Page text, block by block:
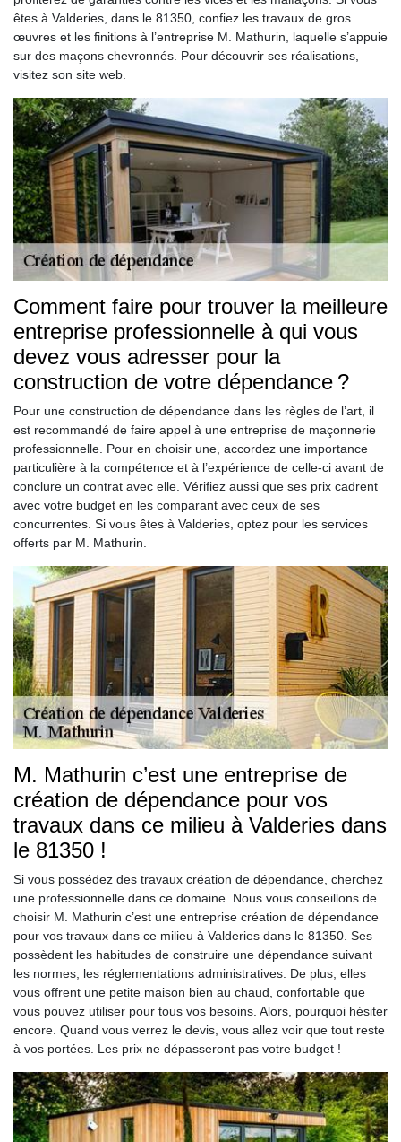
êtes à Valderies, dans le 81350, confiez les travaux de gros
œuvres et les finitions à l’entreprise M. Mathurin, laquelle s’appuie
sur des maçons chevronnés. Pour découvrir ses réalisations,
visitez son site web.
Comment faire pour trouver la meilleure
entreprise professionnelle à qui vous
devez vous adresser pour la
construction de votre dépendance ?
Pour une construction de dépendance dans les règles de l’art, il
est recommandé de faire appel à une entreprise de maçonnerie
professionnelle. Pour en choisir une, accordez une importance
particulière à la compétence et à l’expérience de celle-ci avant de
conclure un contrat avec elle. Vérifiez aussi que ses prix cadrent
avec votre budget en les comparant avec ceux de ses
concurrentes. Si vous êtes à Valderies, optez pour les services
offerts par M. Mathurin.
M. Mathurin c’est une entreprise de
création de dépendance pour vos
travaux dans ce milieu à Valderies dans
le 81350 !
Si vous possédez des travaux création de dépendance, cherchez
une professionnelle dans ce domaine. Nous vous conseillons de
choisir M. Mathurin c’est une entreprise création de dépendance
pour vos travaux dans ce milieu à Valderies dans le 81350. Ses
possèdent les habitudes de construire une dépendance suivant
les normes, les réglementations administratives. De plus, elles
vous offrent une petite maison bien au chaud, confortable que
vous pouvez utiliser pour tous vos besoins. Alors, pourquoi hésiter
encore. Quand vous verrez le devis, vous allez voir que tout reste
à vos portées. Les prix ne dépasseront pas votre budget !